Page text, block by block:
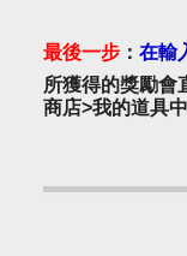
最後一步： 在輸
所獲得的獎勵會
商店>我的道具